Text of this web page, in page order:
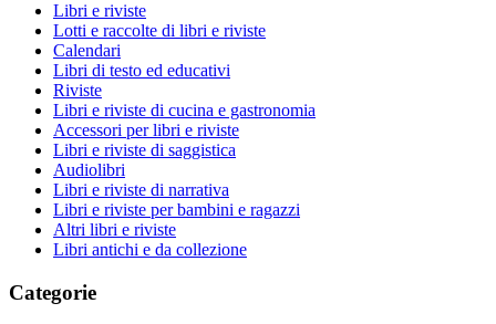
Libri e riviste
Lotti e raccolte di libri e riviste
Calendari
Libri di testo ed educativi
Riviste
Libri e riviste di cucina e gastronomia
Accessori per libri e riviste
Libri e riviste di saggistica
Audiolibri
Libri e riviste di narrativa
Libri e riviste per bambini e ragazzi
Altri libri e riviste
Libri antichi e da collezione
Categorie